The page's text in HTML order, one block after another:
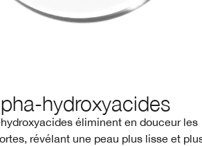
hydroxyacides
éliminent en douceur les
révélant une peau plus lisse et